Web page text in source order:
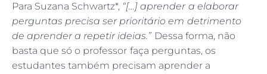
Para Suzana Schwartz*, “[…] aprender a elaborar
perguntas precisa ser prioritário em detrimento
de aprender a repetir ideias.” Dessa forma, não
basta que só o professor faça perguntas, os
estudantes também precisam aprender a